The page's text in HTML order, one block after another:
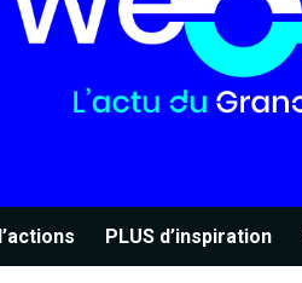
PLUS d’inspiration